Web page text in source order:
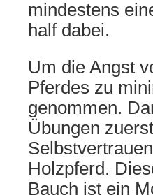
mindestens
half dabei.
Um die Angst
Pferdes zu
genommen.
Übungen
Holzpferd.
Bauch ist ein